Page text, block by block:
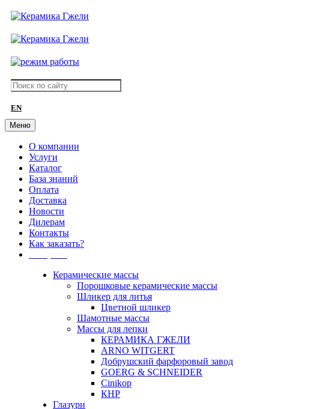
EN
Меню
О компании
Услуги
Каталог
База знаний
Оплата
Доставка
Новости
Дилерам
Контакты
Как заказать?
Керамические массы
Порошковые керамические массы
Шликер для литья
Цветной шликер
Шамотные массы
Массы для лепки
КЕРАМИКА ГЖЕЛИ
ARNO WITGERT
Добрушский фарфоровый завод
GOERG & SCHNEIDER
Cinikop
КНР
Глазури